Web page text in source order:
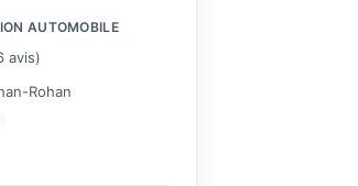
AUTOMOBILE
avis)
Rohan